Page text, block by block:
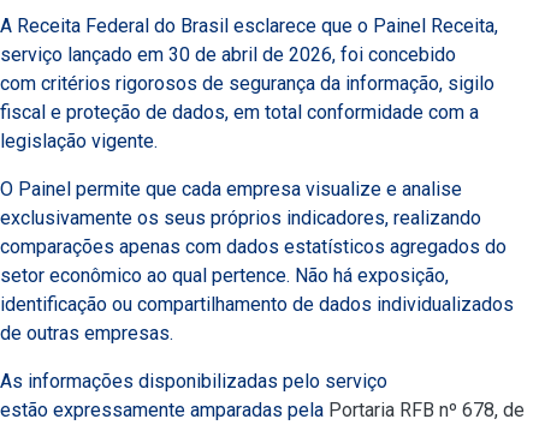
A Receita Federal do Brasil esclarece que o Painel Receita,
serviço lançado em 30 de abril de 2026, foi concebido
com critérios rigorosos de segurança da informação, sigilo
fiscal e proteção de dados, em total conformidade com a
legislação vigente.
O Painel permite que cada empresa visualize e analise
exclusivamente os seus próprios indicadores, realizando
comparações apenas com dados estatísticos agregados do
setor econômico ao qual pertence. Não há exposição,
identificação ou compartilhamento de dados individualizados
de outras empresas.
As informações disponibilizadas pelo serviço
estão expressamente amparadas pela Portaria RFB nº 678, de